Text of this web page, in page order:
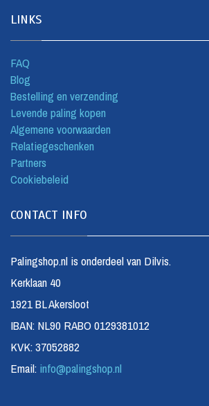
LINKS
FAQ
Blog
Bestelling en verzending
Levende paling kopen
Algemene voorwaarden
Relatiegeschenken
Partners
Cookiebeleid
CONTACT INFO
Palingshop.nl is onderdeel van Dilvis.
Kerklaan 40
1921 BL Akersloot
IBAN: NL90 RABO 0129381012
KVK: 37052882
Email: info@palingshop.nl